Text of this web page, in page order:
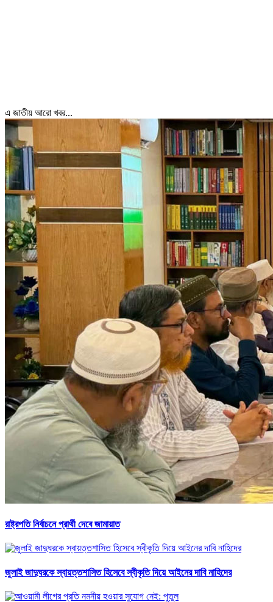
এ জাতীয় আরো খবর...
রাষ্ট্রপতি নির্বাচনে প্রার্থী দেবে জামায়াত
জুলাই জাদুঘরকে স্বায়ত্তশাসিত হিসেবে স্বীকৃতি দিয়ে আইনের দাবি নাহিদের